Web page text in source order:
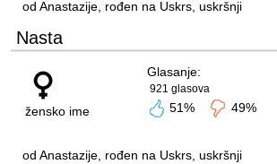
od Anastazije, rođen na Uskrs, uskršnji
Nasta
žensko ime
Glasanje:
921 glasova
51% 49%
od Anastazije, rođen na Uskrs, uskršnji